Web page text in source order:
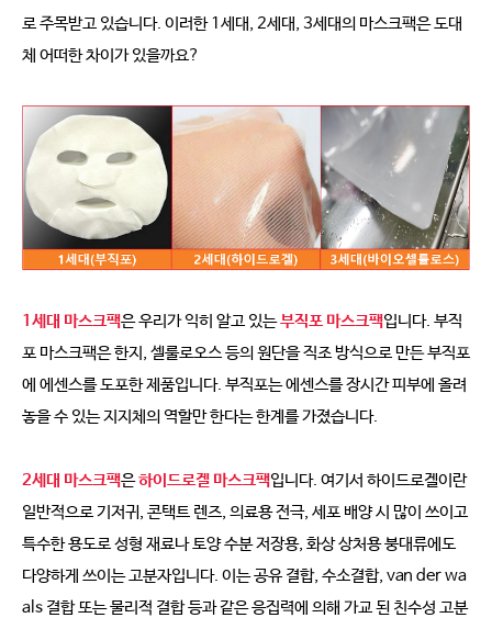
로 주목받고 있습니다. 이러한 1세대, 2세대, 3세대의 마스크팩은 도대
체 어떠한 차이가 있을까요?
1세대 마스크팩은 우리가 익히 알고 있는부직포 마스크팩입니다. 부직
포 마스크팩은 한지, 셀룰로오스 등의 원단을 직조 방식으로 만든 부직포
에 에센스를 도포한 제품입니다. 부직포는 에센스를 장시간 피부에 올려
놓을 수 있는 지지체의 역할만 한다는 한계를 가졌습니다.
2세대 마스크팩은하이드로겔 마스크팩입니다. 여기서 하이드로겔이란
일반적으로 기저귀, 콘택트 렌즈, 의료용 전극, 세포 배양 시 많이 쓰이고
특수한 용도로 성형 재료나 토양 수분 저장용, 화상 상처용 붕대류에도
다양하게 쓰이는 고분자입니다. 이는 공유 결합, 수소결합, van der wa
als 결합 또는 물리적 결합 등과 같은 응집력에 의해 가교 된 친수성 고분